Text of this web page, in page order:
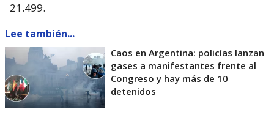
21.499.
Lee también...
Caos en Argentina: policías lanzan
gases a manifestantes frente al
Congreso y hay más de 10
detenidos